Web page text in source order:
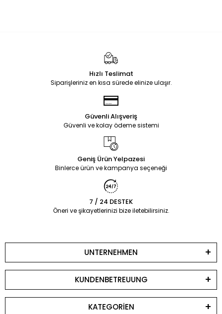
Hızlı Teslimat
Siparişleriniz en kısa sürede elinize ulaşır.
Güvenli Alışveriş
Güvenli ve kolay ödeme sistemi
Geniş Ürün Yelpazesi
Binlerce ürün ve kampanya seçeneği
7 / 24 DESTEK
Öneri ve şikayetlerinizi bize iletebilirsiniz.
UNTERNEHMEN
KUNDENBETREUUNG
KATEGORİEN